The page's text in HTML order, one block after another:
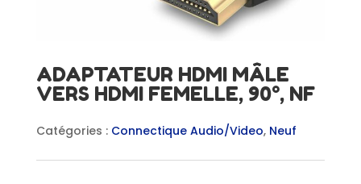
ADAPTATEUR HDMI MÂLE
VERS HDMI FEMELLE, 90°, NF
Catégories : Connectique Audio/Video, Neuf